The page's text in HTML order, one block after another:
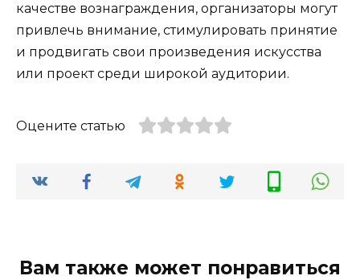
качестве вознаграждения, организаторы могут
привлечь внимание, стимулировать принятие
и продвигать свои произведения искусства
или проект среди широкой аудитории.
Оцените статью
Вам также может понравиться